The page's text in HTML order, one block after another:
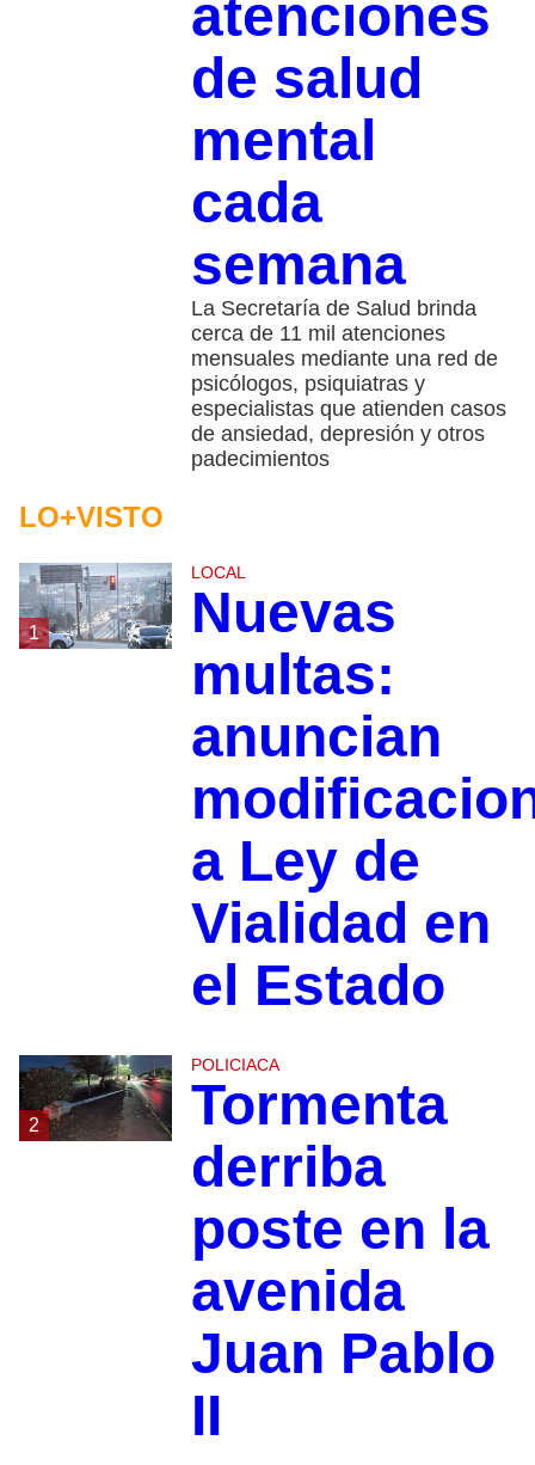
atenciones
de salud
mental
cada
semana
La Secretaría de Salud brinda
cerca de 11 mil atenciones
mensuales mediante una red de
psicólogos, psiquiatras y
especialistas que atienden casos
de ansiedad, depresión y otros
padecimientos
LO+VISTO
1
LOCAL
Nuevas
multas:
anuncian
a Ley de
Vialidad en
el Estado
2
POLICIACA
Tormenta
derriba
poste en la
avenida
Juan Pablo
II